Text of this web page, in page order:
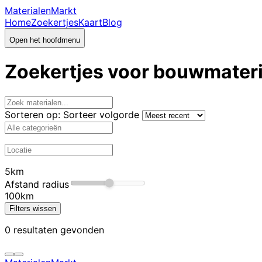
MaterialenMarkt
HomeZoekertjesKaartBlog
Open het hoofdmenu
Zoekertjes voor
Sorteren op: Sorteer volgorde
5km
Afstand radius
100km
Filters wissen
0 resultaten gevonden